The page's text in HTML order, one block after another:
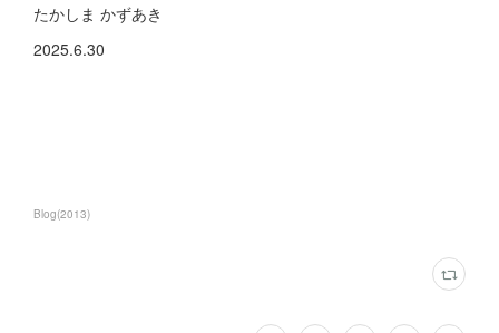
たかしま かずあき
2025.6.30
Blog(2013)